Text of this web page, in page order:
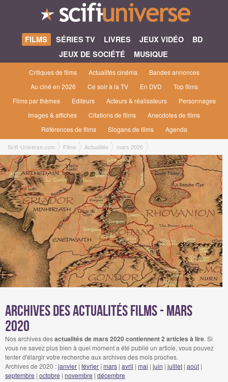
FILMS SÉRIES TV LIVRES JEUX VIDÉO
BD
JEUX DE SOCIÉTÉ
MUSIQUE
Critiques de films Actualités cinéma
Bandes annonces
Au ciné en 2026
Ce soir à la TV En DVD
Top films
Films par thèmes
Editeurs Acteurs & réalisateurs
Personnages
Images & affiches
Citations de films
Anecdotes de films
Références de films
Slogans de films Agenda
Scifi-Universe.com Films Actualités mars 2020
Archives des actualités films - mars
2020
Nos archives desactualités de mars 2020 contiennent 2 articles à lire. Si
vous ne savez plus bien à quel moment a été publié un article, vous pouvez
tenter d'élargir votre recherche aux archives des mois proches.
Archives de 2020 :janvier | février | mars | avril | mai | juin | juillet | août |
septembre | octobre | novembre | décembre